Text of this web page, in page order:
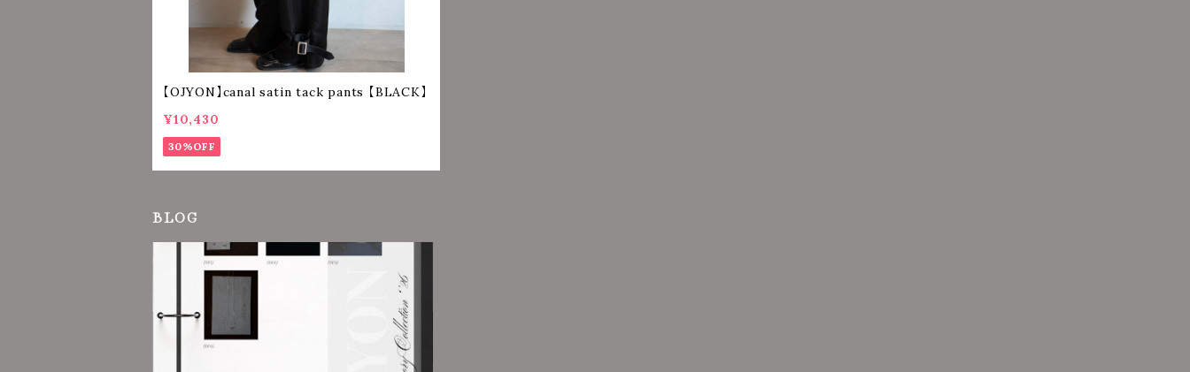
【OJYON】canal satin tack pants 【BLACK】
¥10,430
30%OFF
BLOG